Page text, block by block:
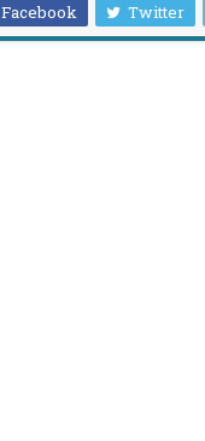
Facebook Twitter